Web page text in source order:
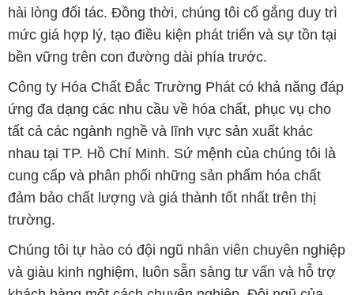
hài lòng đối tác. Đồng thời, chúng tôi cố gắng duy trì
mức giá hợp lý, tạo điều kiện phát triển và sự tồn tại
bền vững trên con đường dài phía trước.
Công ty Hóa Chất Đắc Trường Phát có khả năng đáp
ứng đa dạng các nhu cầu về hóa chất, phục vụ cho
tất cả các ngành nghề và lĩnh vực sản xuất khác
nhau tại TP. Hồ Chí Minh. Sứ mệnh của chúng tôi là
cung cấp và phân phối những sản phẩm hóa chất
đảm bảo chất lượng và giá thành tốt nhất trên thị
trường.
Chúng tôi tự hào có đội ngũ nhân viên chuyên nghiệp
và giàu kinh nghiệm, luôn sẵn sàng tư vấn và hỗ trợ